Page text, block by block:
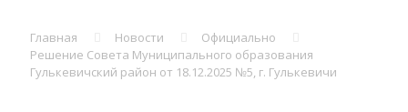
Главная Новости
Официально
Решение Совета Муниципального образования
Гулькевичский район от 18.12.2025 №5, г. Гулькевичи